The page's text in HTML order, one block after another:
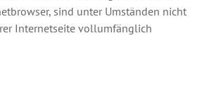
sind unter Umständen nicht
Internetseite vollumfänglich